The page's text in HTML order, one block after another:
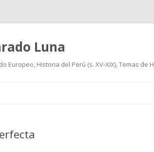
Luna
Europeo, Historia del Perú (s. XV-XIX), Temas de